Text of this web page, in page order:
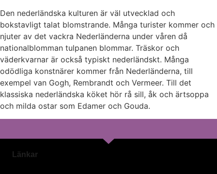
Den nederländska kulturen är väl utvecklad och
bokstavligt talat blomstrande. Många turister kommer och
njuter av det vackra Nederländerna under våren då
nationalblomman tulpanen blommar. Träskor och
väderkvarnar är också typiskt nederländskt. Många
odödliga konstnärer kommer från Nederländerna, till
exempel van Gogh, Rembrandt och Vermeer. Till det
klassiska nederländska köket hör rå sill, åk och ärtsoppa
och milda ostar som Edamer och Gouda.
Länkar